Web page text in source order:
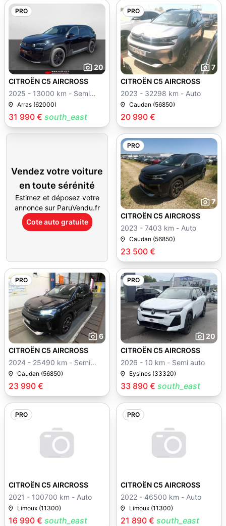
PRO
20
31 990 € south_east
CITROËN C5 AIRCROSS
2025 - 13000 km - Semi
autoArras (62000)
PRO
7
20 990 €
CITROËN C5 AIRCROSS
2023 - 32298 km - Auto
Caudan (56850)
Vendez votre voiture
en toute sérénité
Estimez et déposez votre
annonce sur ParuVendu.fr
Cote auto gratuite
PRO
7
23 500 €
CITROËN C5 AIRCROSS
2023 - 7403 km - Auto
Caudan (56850)
PRO
6
23 990 €
CITROËN C5 AIRCROSS
2024 - 25490 km - Semi
autoCaudan (56850)
PRO
20
33 890 € south_east
CITROËN C5 AIRCROSS
2026 - 10 km - Semi auto
Eysines (33320)
PRO
16 990 € south_east
CITROËN C5 AIRCROSS
2021 - 100700 km - Auto
Limoux (11300)
PRO
21 890 € south_east
CITROËN C5 AIRCROSS
2022 - 46500 km - Auto
Limoux (11300)